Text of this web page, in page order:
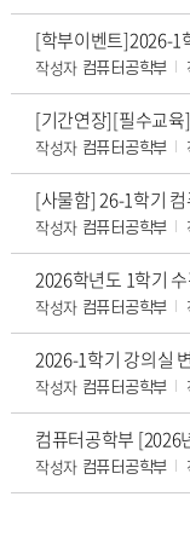
작성자 컴퓨터공학부
[기간연장][필수교육
작성자 컴퓨터공학부
작성자 컴퓨터공학부
2026학년도 1학기
작성자 컴퓨터공학부
2026-1학기 강의실
작성자 컴퓨터공학부
작성자 컴퓨터공학부